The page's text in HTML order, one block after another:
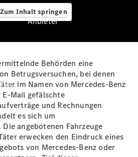
Zum Inhalt springen
Anbieter
Behörden eine
Betrugsversuchen, bei denen
im Namen von Mercedes-Benz
gefälschte
und Rechnungen
es sich um
angebotenen Fahrzeuge
erwecken den Eindruck eines
von Mercedes‑Benz oder